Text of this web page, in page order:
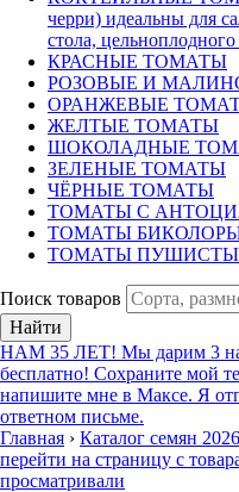
черри) идеальны для
стола,
КРАСНЫЕ ТОМАТЫ
РОЗОВЫЕ И
ОРАНЖЕВЫЕ
ЖЕЛТЫЕ ТОМАТЫ
ШОКОЛАДНЫЕ
ЗЕЛЕНЫЕ ТОМАТЫ
ЧЁРНЫЕ ТОМАТЫ
ТОМАТЫ С
ТОМАТЫ
ТОМАТЫ
Поиск товаров
Найти
НАМ 35 ЛЕТ! Мы дарим 3
бесплатно! Сохраните мой
напишите мне в Максе. Я
ответном письме.
Главная › Каталог семян 2026
перейти на страницу с
просматривали